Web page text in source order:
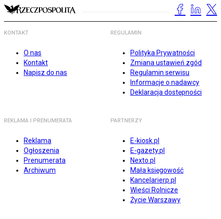
KONTAKT
O nas
Kontakt
Napisz do nas
REGULAMIN
Polityka Prywatności
Zmiana ustawień zgód
Regulamin serwisu
Informacje o nadawcy
Deklaracja dostępności
REKLAMA I PRENUMERATA
Reklama
Ogłoszenia
Prenumerata
Archiwum
PARTNERZY
E-kiosk.pl
E-gazety.pl
Nexto.pl
Mała księgowość
Kancelarierp.pl
Wieści Rolnicze
Życie Warszawy